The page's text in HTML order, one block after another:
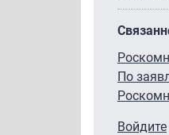
По
Войдите